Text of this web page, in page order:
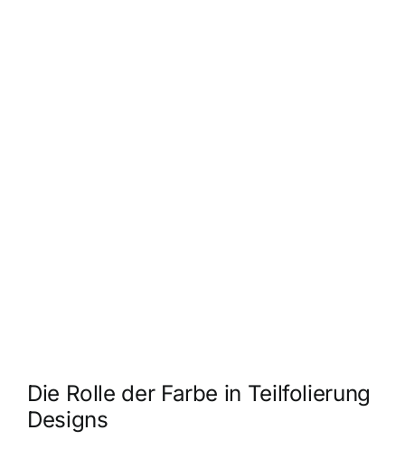
Die Rolle der Farbe in Teilfolierung
Designs